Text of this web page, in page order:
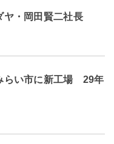
ヤ・岡田賢二社長
らい市に新工場 29年